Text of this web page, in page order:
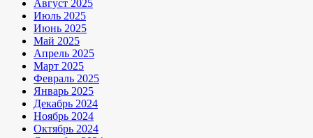
Август 2025
Июль 2025
Июнь 2025
Май 2025
Апрель 2025
Март 2025
Февраль 2025
Январь 2025
Декабрь 2024
Ноябрь 2024
Октябрь 2024